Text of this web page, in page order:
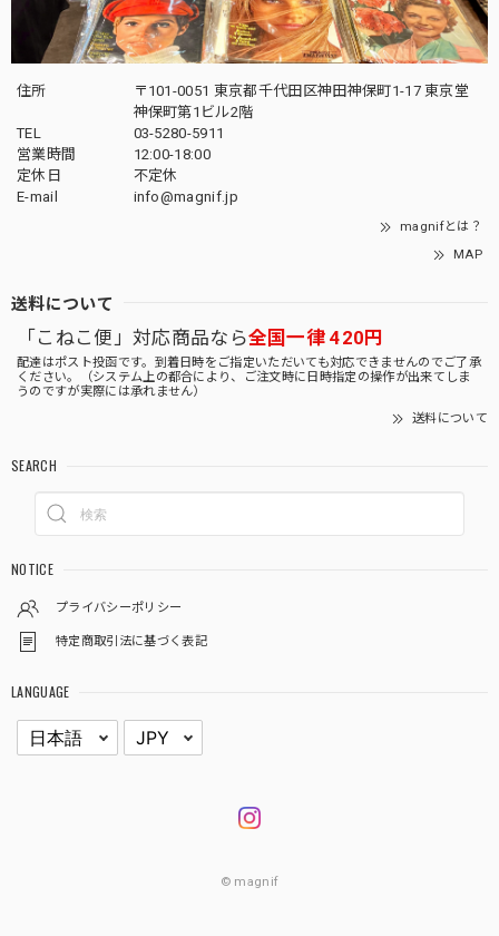
住所
〒101-0051 東京都千代田区神田神保町1-17 東京堂
神保町第1ビル2階
TEL
03-5280-5911
営業時間
12:00-18:00
定休日
不定休
E-mail
info@magnif.jp
magnifとは？
MAP
送料について
「こねこ便」対応商品なら全国一律 420円
配達はポスト投函です。到着日時をご指定いただいても対応できませんのでご了承
ください。（システム上の都合により、ご注文時に日時指定の操作が出来てしま
うのですが実際には承れません）
送料について
SEARCH
NOTICE
プライバシーポリシー
特定商取引法に基づく表記
LANGUAGE
© magnif